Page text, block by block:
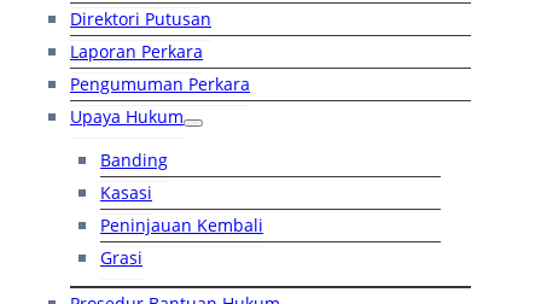
Direktori Putusan
Laporan Perkara
Pengumuman Perkara
Upaya Hukum
Banding
Kasasi
Peninjauan Kembali
Grasi